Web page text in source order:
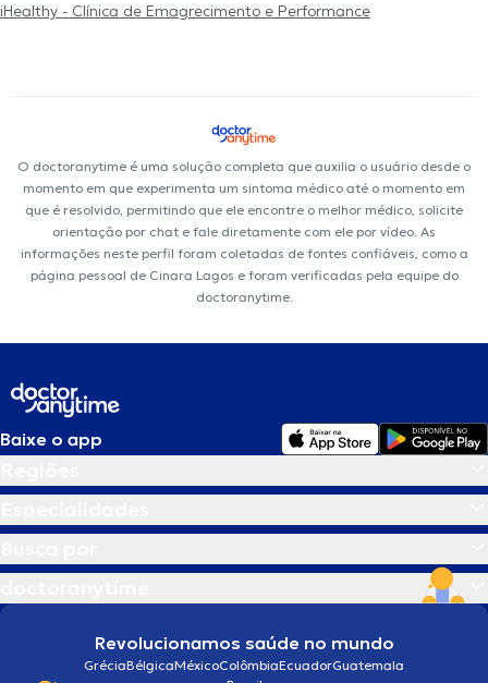
iHealthy - Clínica de Emagrecimento e Performance
O doctoranytime é uma solução completa que auxilia o usuário desde o
momento em que experimenta um sintoma médico até o momento em
que é resolvido, permitindo que ele encontre o melhor médico, solicite
orientação por chat e fale diretamente com ele por vídeo. As
informações neste perfil foram coletadas de fontes confiáveis, como a
página pessoal de Cinara Lagos e foram verificadas pela equipe do
doctoranytime.
Baixe o app
Revolucionamos saúde no mundo
GréciaBélgicaMéxicoColômbiaEcuadorGuatemala